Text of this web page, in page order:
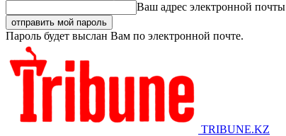
Ваш адрес электронной почты
Пароль будет выслан Вам по электронной почте.
TRIBUNE.KZ